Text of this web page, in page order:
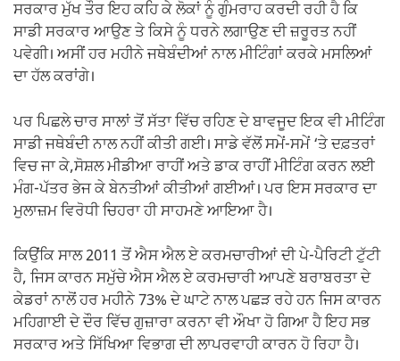
ਸਰਕਾਰ ਮੁੱਖ ਤੌਰ ਇਹ ਕਹਿ ਕੇ ਲੋਕਾਂ ਨੂੰ ਗੁੰਮਰਾਹ ਕਰਦੀ ਰਹੀ ਹੈ ਕਿ
ਸਾਡੀ ਸਰਕਾਰ ਆਉਣ ਤੇ ਕਿਸੇ ਨੂੰ ਧਰਨੇ ਲਗਾਉਣ ਦੀ ਜ਼ਰੂਰਤ ਨਹੀਂ
ਪਵੇਗੀ। ਅਸੀਂ ਹਰ ਮਹੀਨੇ ਜਥੇਬੰਦੀਆਂ ਨਾਲ ਮੀਟਿੰਗਾਂ ਕਰਕੇ ਮਸਲਿਆਂ
ਦਾ ਹੱਲ ਕਰਾਂਗੇ।
ਪਰ ਪਿਛਲੇ ਚਾਰ ਸਾਲਾਂ ਤੋਂ ਸੱਤਾ ਵਿੱਚ ਰਹਿਣ ਦੇ ਬਾਵਜੂਦ ਇਕ ਵੀ ਮੀਟਿੰਗ
ਸਾਡੀ ਜਥੇਬੰਦੀ ਨਾਲ ਨਹੀਂ ਕੀਤੀ ਗਈ। ਸਾਡੇ ਵੱਲੋਂ ਸਮੇਂ-ਸਮੇਂ ‘ਤੇ ਦਫ਼ਤਰਾਂ
ਵਿਚ ਜਾ ਕੇ,ਸੋਸ਼ਲ ਮੀਡੀਆ ਰਾਹੀਂ ਅਤੇ ਡਾਕ ਰਾਹੀਂ ਮੀਟਿੰਗ ਕਰਨ ਲਈ
ਮੰਗ-ਪੱਤਰ ਭੇਜ ਕੇ ਬੇਨਤੀਆਂ ਕੀਤੀਆਂ ਗਈਆਂ। ਪਰ ਇਸ ਸਰਕਾਰ ਦਾ
ਮੁਲਾਜ਼ਮ ਵਿਰੋਧੀ ਚਿਹਰਾ ਹੀ ਸਾਹਮਣੇ ਆਇਆ ਹੈ।
ਕਿਉਂਕਿ ਸਾਲ 2011 ਤੋਂ ਐਸ ਐਲ ਏ ਕਰਮਚਾਰੀਆਂ ਦੀ ਪੇ-ਪੈਰਿਟੀ ਟੁੱਟੀ
ਹੈ, ਜਿਸ ਕਾਰਨ ਸਮੁੱਚੇ ਐਸ ਐਲ ਏ ਕਰਮਚਾਰੀ ਆਪਣੇ ਬਰਾਬਰਤਾ ਦੇ
ਕੇਡਰਾਂ ਨਾਲੋਂ ਹਰ ਮਹੀਨੇ 73% ਦੇ ਘਾਟੇ ਨਾਲ ਪਛੜ ਰਹੇ ਹਨ ਜਿਸ ਕਾਰਨ
ਮਹਿਗਾਈ ਦੇ ਦੌਰ ਵਿੱਚ ਗੁਜ਼ਾਰਾ ਕਰਨਾ ਵੀ ਔਖਾ ਹੋ ਗਿਆ ਹੈ ਇਹ ਸਭ
ਸਰਕਾਰ ਅਤੇ ਸਿੱਖਿਆ ਵਿਭਾਗ ਦੀ ਲਾਪਰਵਾਹੀ ਕਾਰਨ ਹੋ ਰਿਹਾ ਹੈ।